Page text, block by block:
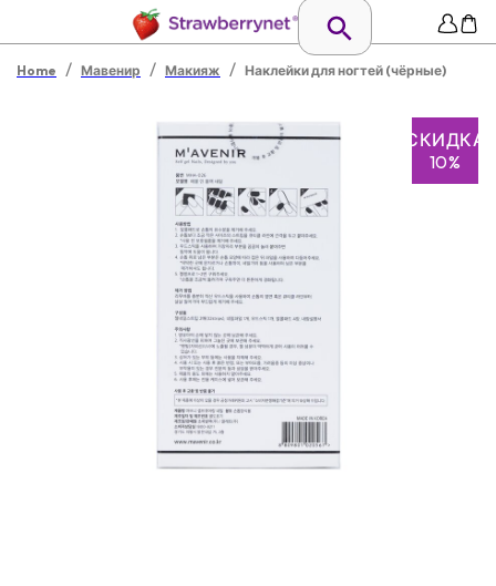
Home / Мавенир / Макияж / Наклейки для ногтей (чёрные)
СКИДКА
10%